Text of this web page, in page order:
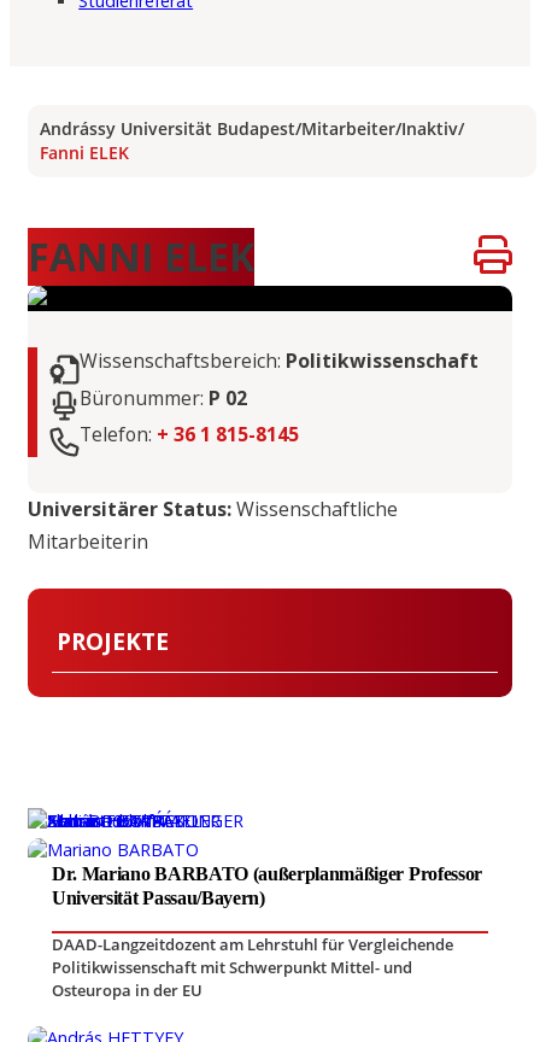
Andrássy Universität Budapest/Mitarbeiter/Inaktiv/
Fanni ELEK
FANNI ELEK
Wissenschaftsbereich: Politikwissenschaft
Büronummer: P 02
Telefon: + 36 1 815-8145
Universitärer Status:Wissenschaftliche
Mitarbeiterin
PROJEKTE
Dr. Mariano BARBATO (außerplanmäßiger Professor
Universität Passau/Bayern)
DAAD-Langzeitdozent am Lehrstuhl für Vergleichende
Politikwissenschaft mit Schwerpunkt Mittel- und
Osteuropa in der EU